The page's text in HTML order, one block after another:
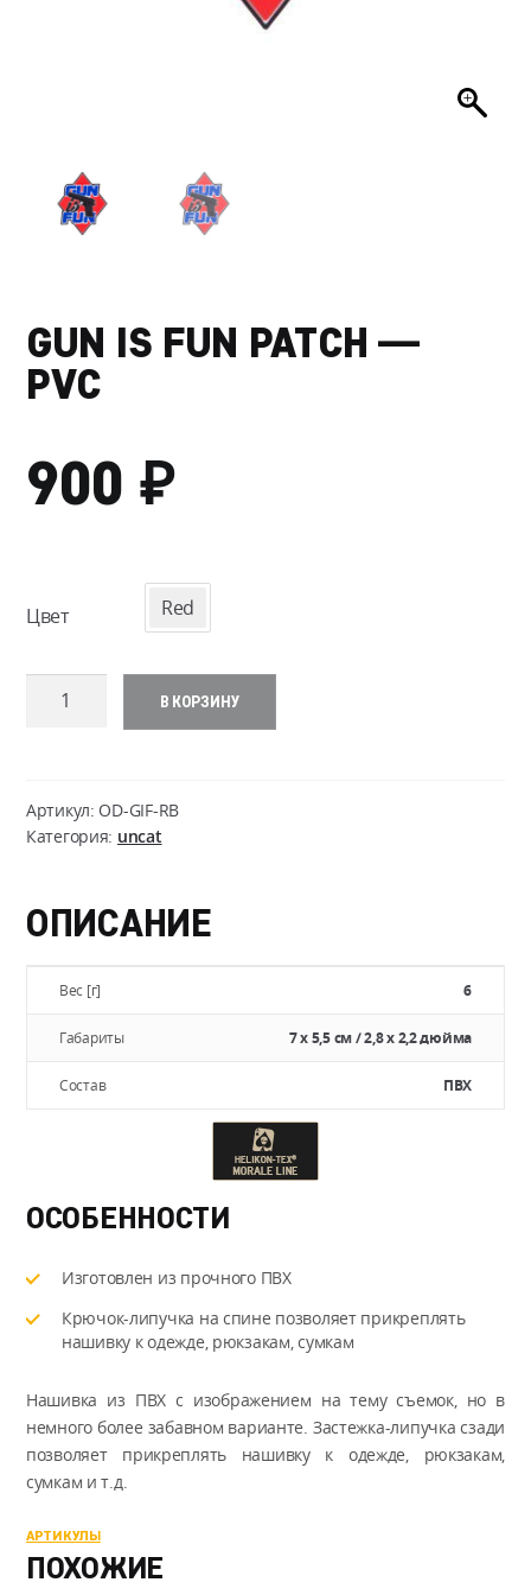
GUN IS FUN PATCH —
PVC
900 ₽
Цвет Red
Количество
Fun
Patch
В КОРЗИНУ
Артикул: OD-GIF-RB
Категория: uncat
ОПИСАНИЕ
Вес [г] 6
Габариты 7 х 5,5 см / 2,8 х 2,2 дюйма
Состав ПВХ
ОСОБЕННОСТИ
Изготовлен из прочного ПВХ
Крючок-липучка на спине позволяет прикреплять
нашивку к одежде, рюкзакам, сумкам
Нашивка из ПВХ с изображением на тему съемок, но в
немного более забавном варианте. Застежка-липучка сзади
позволяет прикреплять нашивку к одежде, рюкзакам,
сумкам и т.д.
АРТИКУЛЫ
ПОХОЖИЕ